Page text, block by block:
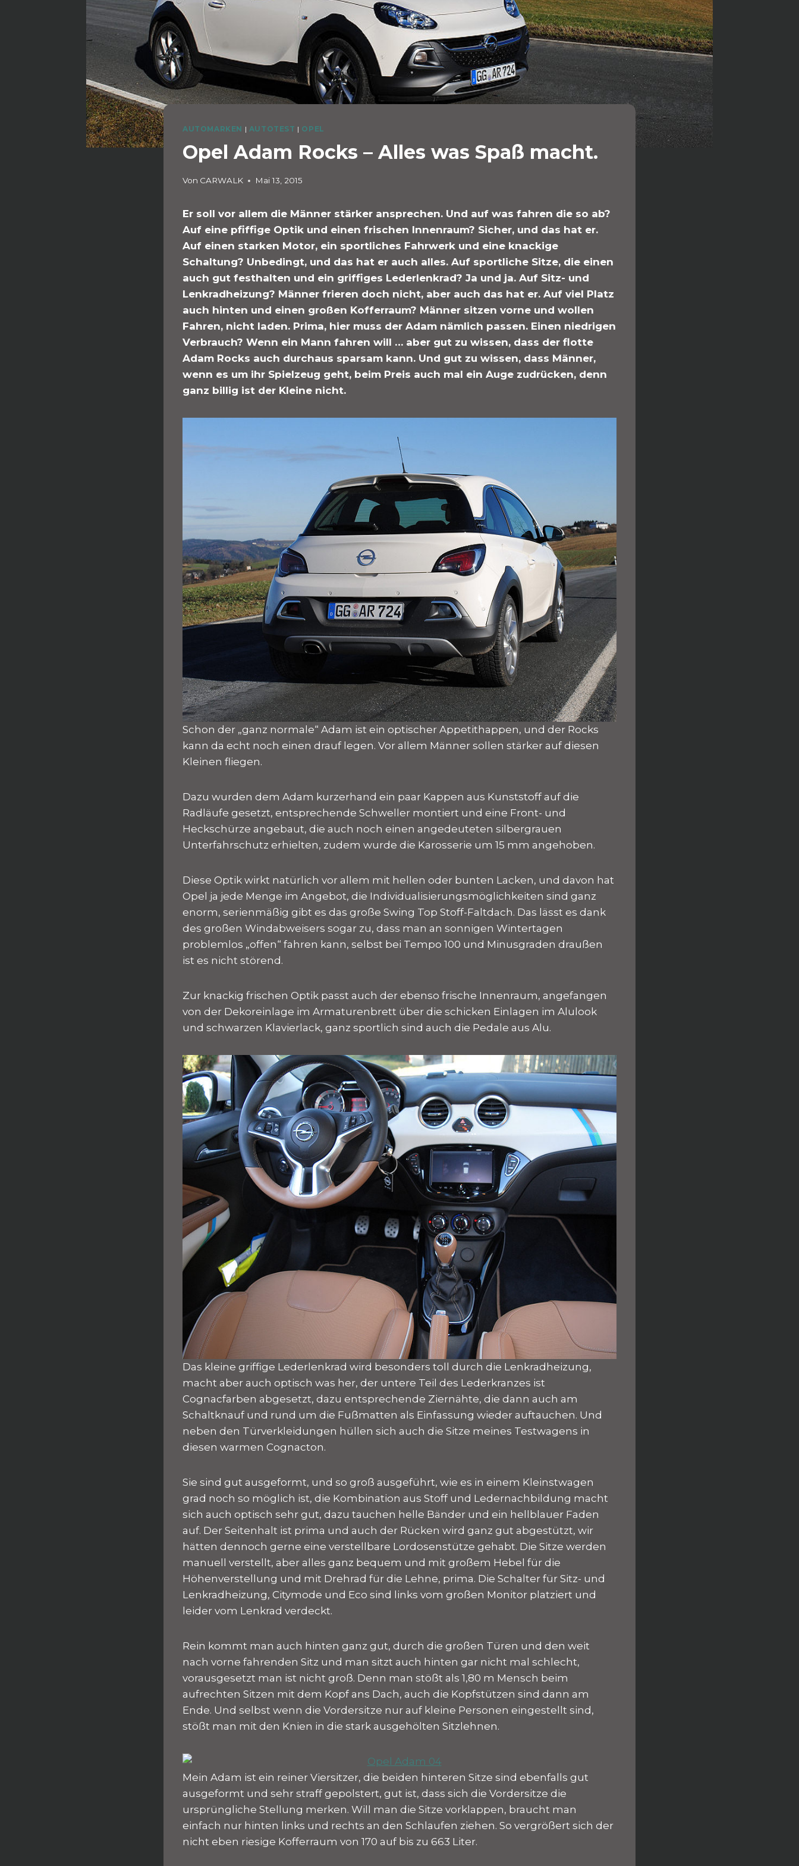
AUTOMARKEN | AUTOTEST | OPEL
Opel Adam Rocks – Alles was Spaß macht.
Von CARWALK Mai 13, 2015
Er soll vor allem die Männer stärker ansprechen. Und auf was fahren die so ab?
Auf eine pfiffige Optik und einen frischen Innenraum? Sicher, und das hat er.
Auf einen starken Motor, ein sportliches Fahrwerk und eine knackige
Schaltung? Unbedingt, und das hat er auch alles. Auf sportliche Sitze, die einen
auch gut festhalten und ein griffiges Lederlenkrad? Ja und ja. Auf Sitz- und
Lenkradheizung? Männer frieren doch nicht, aber auch das hat er. Auf viel Platz
auch hinten und einen großen Kofferraum? Männer sitzen vorne und wollen
Fahren, nicht laden. Prima, hier muss der Adam nämlich passen. Einen niedrigen
Verbrauch? Wenn ein Mann fahren will … aber gut zu wissen, dass der flotte
Adam Rocks auch durchaus sparsam kann. Und gut zu wissen, dass Männer,
wenn es um ihr Spielzeug geht, beim Preis auch mal ein Auge zudrücken, denn
ganz billig ist der Kleine nicht.
Schon der „ganz normale“ Adam ist ein optischer Appetithappen, und der Rocks
kann da echt noch einen drauf legen. Vor allem Männer sollen stärker auf diesen
Kleinen fliegen.
Dazu wurden dem Adam kurzerhand ein paar Kappen aus Kunststoff auf die
Radläufe gesetzt, entsprechende Schweller montiert und eine Front- und
Heckschürze angebaut, die auch noch einen angedeuteten silbergrauen
Unterfahrschutz erhielten, zudem wurde die Karosserie um 15 mm angehoben.
Diese Optik wirkt natürlich vor allem mit hellen oder bunten Lacken, und davon hat
Opel ja jede Menge im Angebot, die Individualisierungsmöglichkeiten sind ganz
enorm, serienmäßig gibt es das große Swing Top Stoff-Faltdach. Das lässt es dank
des großen Windabweisers sogar zu, dass man an sonnigen Wintertagen
problemlos „offen“ fahren kann, selbst bei Tempo 100 und Minusgraden draußen
ist es nicht störend.
Zur knackig frischen Optik passt auch der ebenso frische Innenraum, angefangen
von der Dekoreinlage im Armaturenbrett über die schicken Einlagen im Alulook
und schwarzen Klavierlack, ganz sportlich sind auch die Pedale aus Alu.
Das kleine griffige Lederlenkrad wird besonders toll durch die Lenkradheizung,
macht aber auch optisch was her, der untere Teil des Lederkranzes ist
Cognacfarben abgesetzt, dazu entsprechende Ziernähte, die dann auch am
Schaltknauf und rund um die Fußmatten als Einfassung wieder auftauchen. Und
neben den Türverkleidungen hüllen sich auch die Sitze meines Testwagens in
diesen warmen Cognacton.
Sie sind gut ausgeformt, und so groß ausgeführt, wie es in einem Kleinstwagen
grad noch so möglich ist, die Kombination aus Stoff und Ledernachbildung macht
sich auch optisch sehr gut, dazu tauchen helle Bänder und ein hellblauer Faden
auf. Der Seitenhalt ist prima und auch der Rücken wird ganz gut abgestützt, wir
hätten dennoch gerne eine verstellbare Lordosenstütze gehabt. Die Sitze werden
manuell verstellt, aber alles ganz bequem und mit großem Hebel für die
Höhenverstellung und mit Drehrad für die Lehne, prima. Die Schalter für Sitz- und
Lenkradheizung, Citymode und Eco sind links vom großen Monitor platziert und
leider vom Lenkrad verdeckt.
Rein kommt man auch hinten ganz gut, durch die großen Türen und den weit
nach vorne fahrenden Sitz und man sitzt auch hinten gar nicht mal schlecht,
vorausgesetzt man ist nicht groß. Denn man stößt als 1,80 m Mensch beim
aufrechten Sitzen mit dem Kopf ans Dach, auch die Kopfstützen sind dann am
Ende. Und selbst wenn die Vordersitze nur auf kleine Personen eingestellt sind,
stößt man mit den Knien in die stark ausgehölten Sitzlehnen.
Mein Adam ist ein reiner Viersitzer, die beiden hinteren Sitze sind ebenfalls gut
ausgeformt und sehr straff gepolstert, gut ist, dass sich die Vordersitze die
ursprüngliche Stellung merken. Will man die Sitze vorklappen, braucht man
einfach nur hinten links und rechts an den Schlaufen ziehen. So vergrößert sich der
nicht eben riesige Kofferraum von 170 auf bis zu 663 Liter.